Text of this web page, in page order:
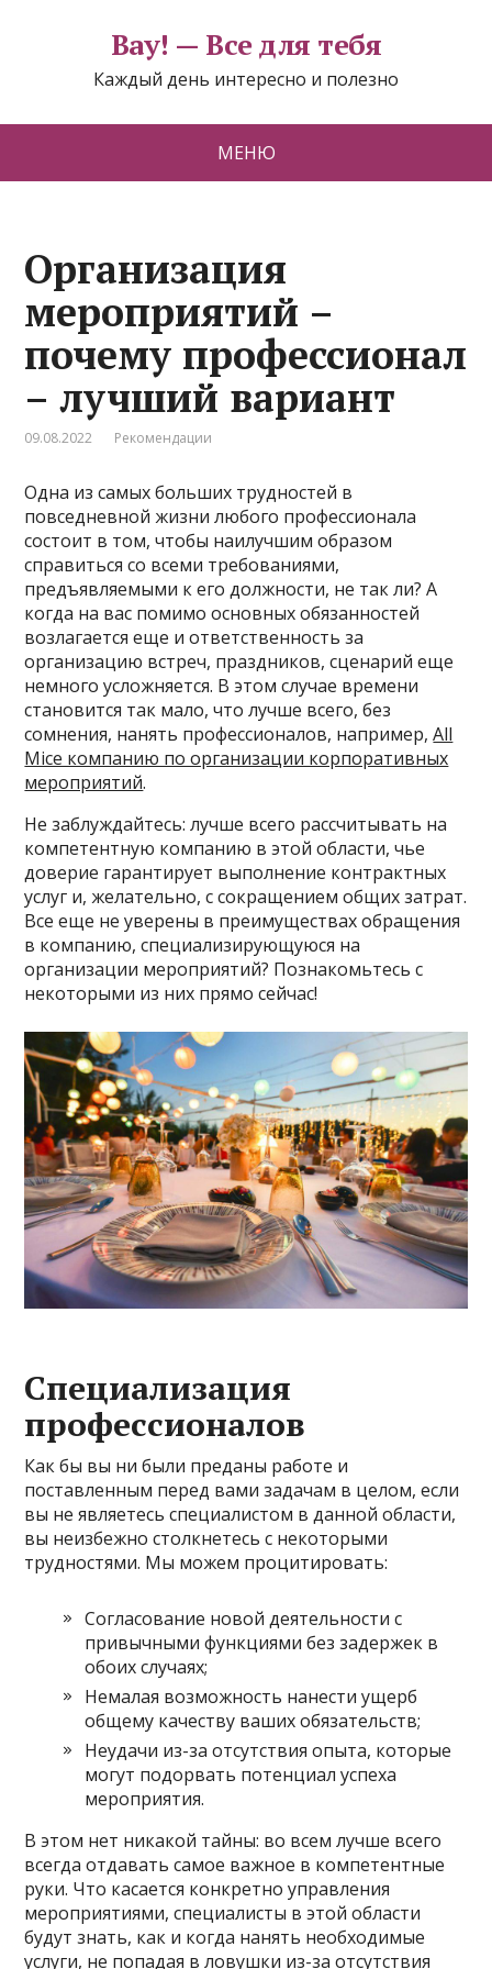
Вау! — Все для тебя
Каждый день интересно и полезно
МЕНЮ
Организация
мероприятий –
почему профессионал
– лучший вариант
09.08.2022 Рекомендации
Одна из самых больших трудностей в
повседневной жизни любого профессионала
состоит в том, чтобы наилучшим образом
справиться со всеми требованиями,
предъявляемыми к его должности, не так ли? А
когда на вас помимо основных обязанностей
возлагается еще и ответственность за
организацию встреч, праздников, сценарий еще
немного усложняется. В этом случае времени
становится так мало, что лучше всего, без
сомнения, нанять профессионалов, например,All
Mice компанию по организации корпоративных
мероприятий.
Не заблуждайтесь: лучше всего рассчитывать на
компетентную компанию в этой области, чье
доверие гарантирует выполнение контрактных
услуг и, желательно, с сокращением общих затрат.
Все еще не уверены в преимуществах обращения
в компанию, специализирующуюся на
организации мероприятий? Познакомьтесь с
некоторыми из них прямо сейчас!
Специализация
профессионалов
Как бы вы ни были преданы работе и
поставленным перед вами задачам в целом, если
вы не являетесь специалистом в данной области,
вы неизбежно столкнетесь с некоторыми
трудностями. Мы можем процитировать:
Согласование новой деятельности с
привычными функциями без задержек в
обоих случаях;
Немалая возможность нанести ущерб
общему качеству ваших обязательств;
Неудачи из-за отсутствия опыта, которые
могут подорвать потенциал успеха
мероприятия.
В этом нет никакой тайны: во всем лучше всего
всегда отдавать самое важное в компетентные
руки. Что касается конкретно управления
мероприятиями, специалисты в этой области
будут знать, как и когда нанять необходимые
услуги, не попадая в ловушки из-за отсутствия